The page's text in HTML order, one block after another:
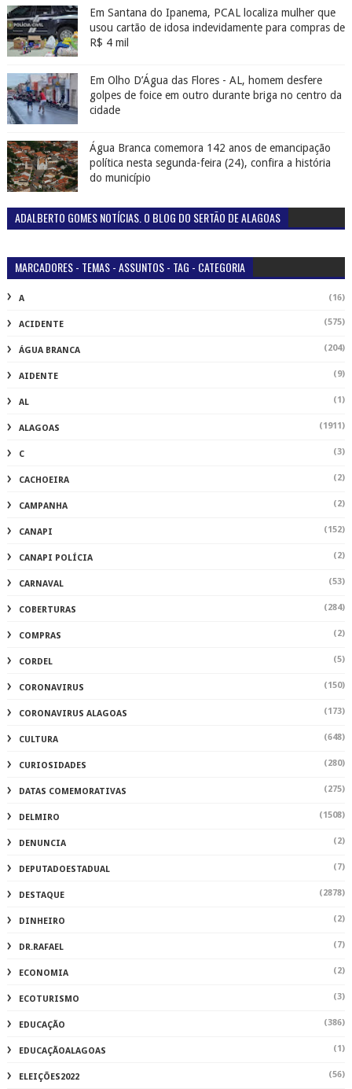
Em Santana do Ipanema, PCAL localiza mulher que
usou cartão de idosa indevidamente para compras de
R$ 4 mil
Em Olho D’Água das Flores - AL, homem desfere
golpes de foice em outro durante briga no centro da
cidade
Água Branca comemora 142 anos de emancipação
política nesta segunda-feira (24), confira a história
do município
ADALBERTO GOMES NOTÍCIAS. O BLOG DO SERTÃO DE ALAGOAS
MARCADORES - TEMAS - ASSUNTOS - TAG - CATEGORIA
A (16)
ACIDENTE (575)
ÁGUA BRANCA (204)
AIDENTE (9)
AL (1)
ALAGOAS (1911)
C (3)
CACHOEIRA (2)
CAMPANHA (2)
CANAPI (152)
CANAPI POLÍCIA (2)
CARNAVAL (53)
COBERTURAS (284)
COMPRAS (2)
CORDEL (5)
CORONAVIRUS (150)
CORONAVIRUS ALAGOAS (173)
CULTURA (648)
CURIOSIDADES (280)
DATAS COMEMORATIVAS (275)
DELMIRO (1508)
DENUNCIA (2)
DEPUTADOESTADUAL (7)
DESTAQUE (2878)
DINHEIRO (2)
DR.RAFAEL (7)
ECONOMIA (2)
ECOTURISMO (3)
EDUCAÇÃO (386)
EDUCAÇÃOALAGOAS (1)
ELEIÇÕES2022 (56)